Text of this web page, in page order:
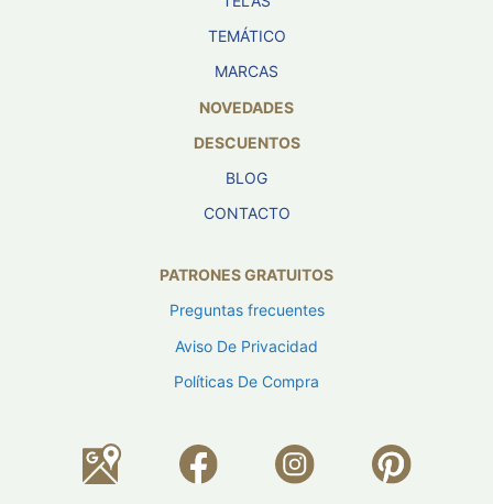
TEMÁTICO
MARCAS
NOVEDADES
DESCUENTOS
BLOG
CONTACTO
PATRONES GRATUITOS
Preguntas frecuentes
Aviso De Privacidad
Políticas De Compra